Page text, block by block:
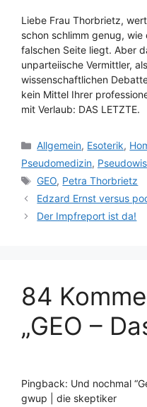
Liebe Frau Thorbrietz,
schon schlimm genug,
falschen Seite liegt. Aber
unparteiische Vermittler,
wissenschaftlichen
kein Mittel Ihrer
mit Verlaub: DAS LETZTE.
Kategorien
Allgemein, Esoterik,
Pseudomedizin,
Schlagwörter
GEO, Petra Thorbrietz
Edzard Ernst versus
Der Impfreport ist da!
84
„GEO –
Pingback: Und nochmal
gwup | die skeptiker